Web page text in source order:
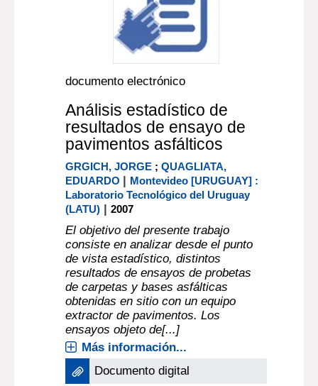
documento electrónico
Análisis estadístico de
resultados de ensayo de
pavimentos asfálticos
GRGICH, JORGE ;QUAGLIATA,
EDUARDO | Montevideo [URUGUAY] :
Laboratorio Tecnológico del Uruguay
(LATU) |2007
El objetivo del presente trabajo
consiste en analizar desde el punto
de vista estadístico, distintos
resultados de ensayos de probetas
de carpetas y bases asfálticas
obtenidas en sitio con un equipo
extractor de pavimentos. Los
ensayos objeto de[...]
Más información...
Documento digital